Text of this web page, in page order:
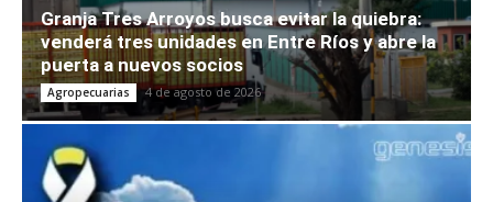
Granja Tres Arroyos busca evitar la quiebra:
venderá tres unidades en Entre Ríos y abre la
puerta a nuevos socios
Agropecuarias 4 de agosto de 2026